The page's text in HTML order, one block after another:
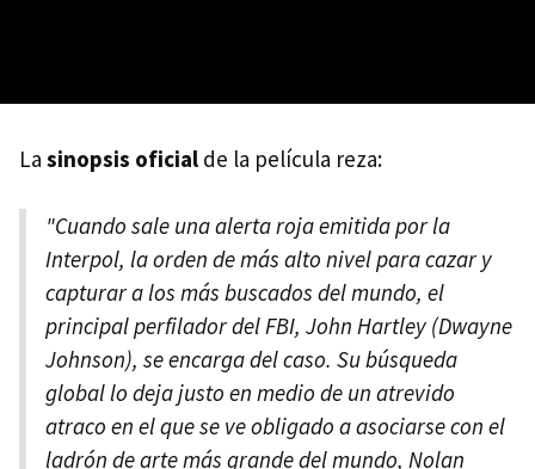
La sinopsis oficial de la película reza:
"Cuando sale una alerta roja emitida por la
Interpol, la orden de más alto nivel para cazar y
capturar a los más buscados del mundo, el
principal perfilador del FBI, John Hartley (Dwayne
Johnson), se encarga del caso. Su búsqueda
global lo deja justo en medio de un atrevido
atraco en el que se ve obligado a asociarse con el
ladrón de arte más grande del mundo, Nolan